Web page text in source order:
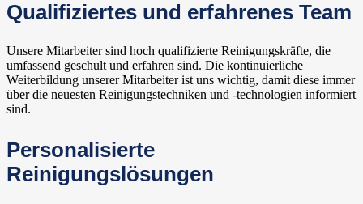
Qualifiziertes und erfahrenes Team
Unsere Mitarbeiter sind hoch qualifizierte Reinigungskräfte, die
umfassend geschult und erfahren sind. Die kontinuierliche
Weiterbildung unserer Mitarbeiter ist uns wichtig, damit diese immer
über die neuesten Reinigungstechniken und -technologien informiert
sind.
Personalisierte
Reinigungslösungen